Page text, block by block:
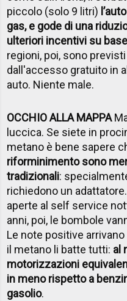
piccolo (solo 9 litri)
gas, e gode di una
ulteriori incentivi su
regioni, poi, sono
dall'accesso gratuito in
auto. Niente male.
OCCHIO ALLA MAPPA
luccica. Se siete in
metano è bene sapere
riforminimento sono
tradizionali:
richiedono un
aperte al self service
anni, poi, le bombole
Le note positive
il metano li batte tutti: al
motorizzazioni
in meno rispetto a
gasolio.